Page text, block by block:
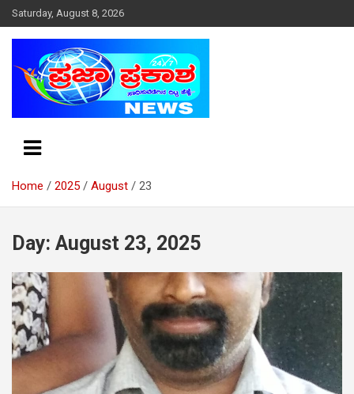
k
t
Saturday, August 8, 2026
Home 2025 August 23
Day: August 23, 2025